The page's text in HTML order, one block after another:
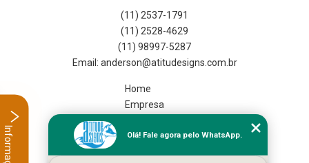
(11) 2537-1791
(11) 2528-4629
(11) 98997-5287
Home
Empresa
Serviços
Olá! Fale agora pelo WhatsApp.